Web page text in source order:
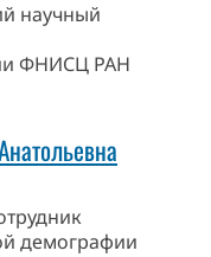
научный
ФНИСЦ РАН
демографии